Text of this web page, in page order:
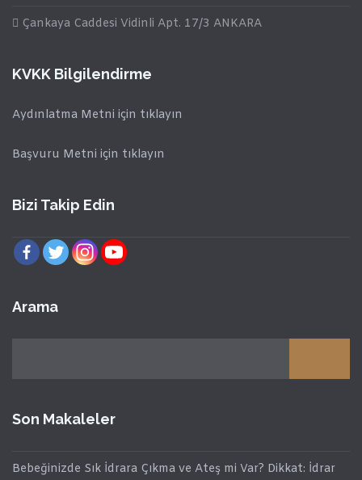
Çankaya Caddesi Vidinli Apt. 17/3 ANKARA
KVKK Bilgilendirme
Aydınlatma Metni için tıklayın
Başvuru Metni için tıklayın
Bizi Takip Edin
Arama
Son Makaleler
Bebeğinizde Sık İdrara Çıkma ve Ateş mi Var? Dikkat: İdrar